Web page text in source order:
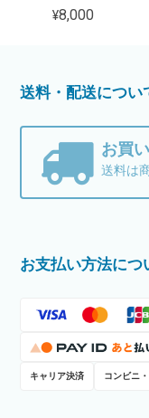
¥8,000
送料・配送につい
お買
送料は
お支払い方法につ
キャリア決済 コンビニ